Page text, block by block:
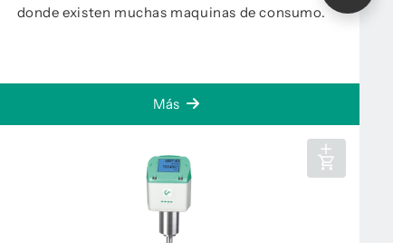
donde existen muchas maquinas de consumo.
Más